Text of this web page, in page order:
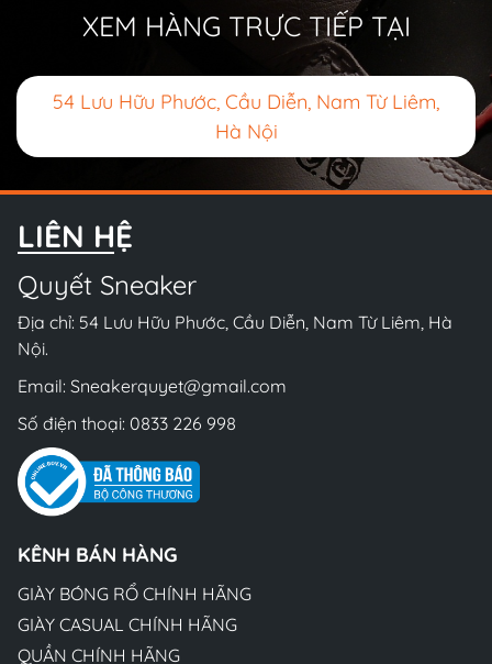
XEM HÀNG TRỰC TIẾP TẠI
54 Lưu Hữu Phước, Cầu Diễn, Nam Từ Liêm,
Hà Nội
LIÊN HỆ
Quyết Sneaker
Địa chỉ: 54 Lưu Hữu Phước, Cầu Diễn, Nam Từ Liêm, Hà
Nội.
Email: Sneakerquyet@gmail.com
Số điện thoại: 0833 226 998
KÊNH BÁN HÀNG
GIÀY BÓNG RỔ CHÍNH HÃNG
GIÀY CASUAL CHÍNH HÃNG
QUẦN CHÍNH HÃNG